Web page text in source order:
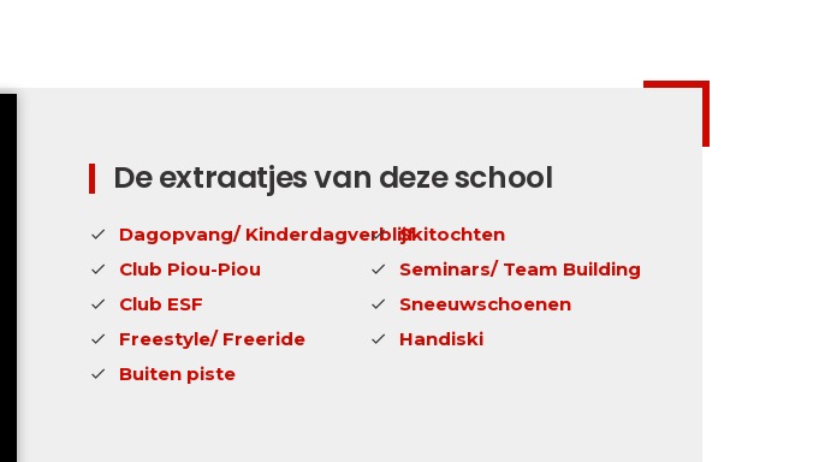
De extraatjes van deze school
Dagopvang/ Kinderdagverblijf
Club Piou-Piou
Club ESF
Freestyle/ Freeride
Buiten piste
Skitochten
Seminars/ Team Building
Sneeuwschoenen
Handiski